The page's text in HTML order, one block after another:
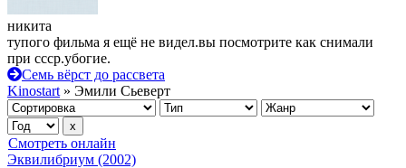
никита
тупого фильма я ещё не видел.вы посмотрите как снимали
при ссср.убогие.
Семь вёрст до рассвета
Kinostart » Эмили Сьеверт
Смотреть онлайн
Эквилибриум (2002)